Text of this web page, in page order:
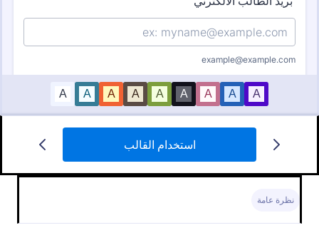
استخدام القالب
نظرة عامة
نموذج التقديم للحصول على مرشد (منتور)
والمواطنين الطموحين للعمل من أجل أحلامهم وللتطوير